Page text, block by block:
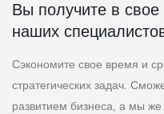
Вы получите в
наших
Сэкономите свое время и
стратегических задач.
развитием бизнеса, а мы